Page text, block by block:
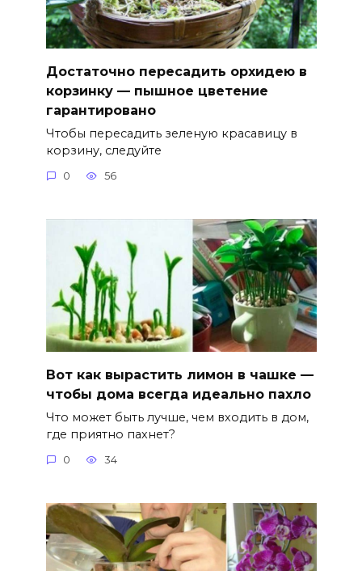
Достаточно пересадить орхидею в
корзинку — пышное цветение
гарантировано
Чтобы пересадить зеленую красавицу в
корзину, следуйте
0 56
Вот как вырастить лимон в чашке —
чтобы дома всегда идеально пахло
Что может быть лучше, чем входить в дом,
где приятно пахнет?
0 34